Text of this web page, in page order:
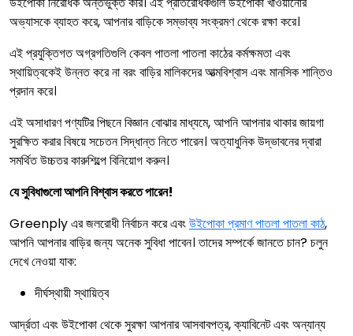
অভ্যাসকে ব্যাহত করে, আপনার বাড়িকে সম্ভাব্য সংক্রমণ থেকে রক্ষা করে।
এই প্রযুক্তিগত অগ্রগতিগুলি কেবল পাতলা পাতলা কাঠের কর্মক্ষমতা এবং
স্থায়িত্বকেই উন্নত করে না বরং বাড়ির মালিকদের আত্মবিশ্বাস এবং মানসিক শান্তিও
প্রদান করে।
এই অসাধারণ পণ্যটির পিছনে বিজ্ঞান বোঝার মাধ্যমে, আপনি আপনার থাকার জায়গা
সুরক্ষিত করার বিষয়ে সচেতন সিদ্ধান্ত নিতে পারেন। অত্যাধুনিক উদ্ভাবনের দ্বারা
সমর্থিত উচ্চতর কারুশিল্পে বিনিয়োগ করুন।
যে সুবিধাগুলো আপনি বিশ্বাস করতে পারেন!
Greenply এর জলরোধী নির্বাচন করে এবংউইপোকা প্রমাণ পাতলা পাতলা কাঠ,
আপনি আপনার বাড়ির জন্য অনেক সুবিধা পাবেন। তাদের সম্পর্কে জানতে চান? চলুন
দেখে নেওয়া যাক:
দীর্ঘস্থায়ী স্থায়িত্ব
আর্দ্রতা এবং উইপোকা থেকে সুরক্ষা আপনার আসবাবপত্র, ক্যাবিনেট এবং অন্যান্য